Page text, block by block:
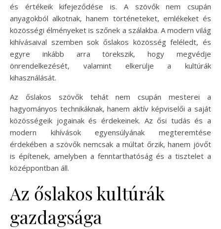
és értékeik kifejeződése is. A szövők nem csupán
anyagokból alkotnak, hanem történeteket, emlékeket és
közösségi élményeket is szőnek a szálakba. A modern világ
kihívásaival szemben sok őslakos közösség feléledt, és
egyre inkább arra törekszik, hogy megvédje
önrendelkezését, valamint elkerülje a kultúrák
kihasználását.
Az őslakos szövők tehát nem csupán mesterei a
hagyományos technikáknak, hanem aktív képviselői a saját
közösségeik jogainak és érdekeinek. Az ősi tudás és a
modern kihívások egyensúlyának megteremtése
érdekében a szövők nemcsak a múltat őrzik, hanem jövőt
is építenek, amelyben a fenntarthatóság és a tisztelet a
középpontban áll.
Az őslakos kultúrák
gazdagsága